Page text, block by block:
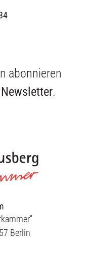
abonnieren
.
Berlin